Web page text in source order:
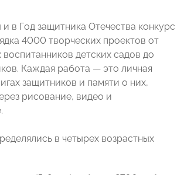
в Год защитника Отечества конкурс
4000 творческих проектов от
детских садов до
Каждая работа — это личная
защитников и памяти о них,
рисование, видео и
в четырех возрастных